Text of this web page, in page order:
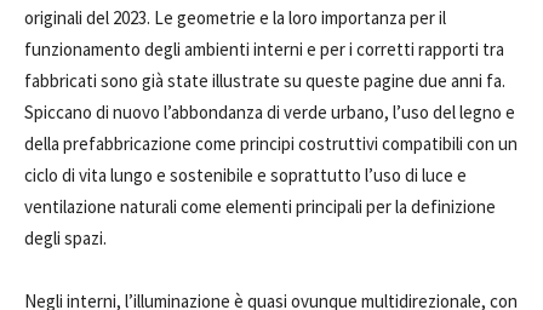
originali del 2023. Le geometrie e la loro importanza per il
funzionamento degli ambienti interni e per i corretti rapporti tra
fabbricati sono già state illustrate su queste pagine due anni fa.
Spiccano di nuovo l’abbondanza di verde urbano, l’uso del legno e
della prefabbricazione come principi costruttivi compatibili con un
ciclo di vita lungo e sostenibile e soprattutto l’uso di luce e
ventilazione naturali come elementi principali per la definizione
degli spazi.
Negli interni, l’illuminazione è quasi ovunque multidirezionale, con